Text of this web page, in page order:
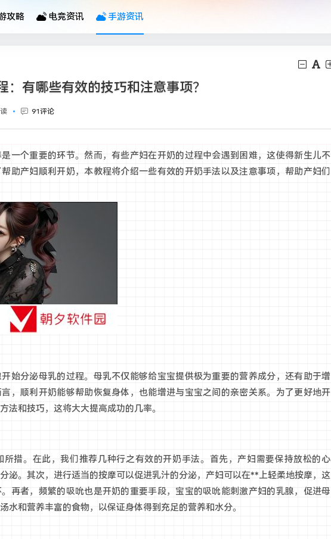
攻略 电竞资讯 手游资讯
：有哪些有效的技巧和注意事项？
91评论
一个重要的环节。然而，有些产妇在开奶的过程中会遇到困难，这使得新生儿不
助产妇顺利开奶，本教程将介绍一些有效的开奶手法以及注意事项，帮助产妇们
始分泌母乳的过程。母乳不仅能够给宝宝提供极为重要的营养成分，还有助于增
，顺利开奶能够帮助恢复身体，也能增进与宝宝之间的亲密关系。为了更好地开
法和技巧，这将大大提高成功的几率。
所措。在此，我们推荐几种行之有效的开奶手法。首先，产妇需要保持放松的心
泌。其次，进行适当的按摩可以促进乳汁的分泌，产妇可以在**上轻柔地按摩，这
再者，频繁的吸吮也是开奶的重要手段，宝宝的吸吮能刺激产妇的乳腺，促进母
水和营养丰富的食物，以保证身体得到充足的营养和水分。